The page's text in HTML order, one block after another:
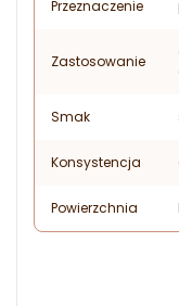
Przeznaczenie
Zastosowanie
Smak
Konsystencja
Powierzchnia